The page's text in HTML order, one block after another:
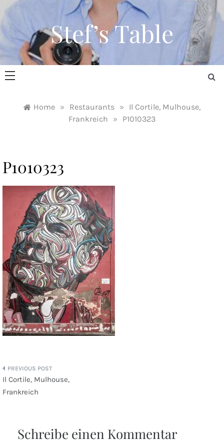
Skip
content
Stef’s Table
Home » Restaurants »
Il Cortile, Mulhouse,
Frankreich
» P1010323
P1010323
Beitragsnavigation
Il Cortile, Mulhouse,
Frankreich
Schreibe einen Kommentar